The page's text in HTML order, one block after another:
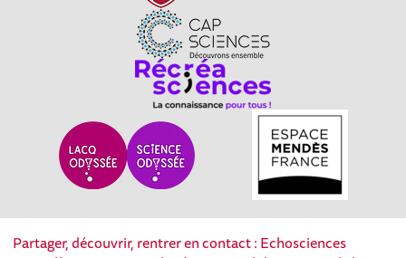
Partager, découvrir, rentrer en contact : Echosciences